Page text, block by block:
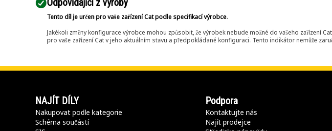
Odpovídající z výroby
Tento díl je určen pro vaše zařízení Cat podle specifikací výrobce.
Jakékoli změny konfigurace výrobce mohou způsobit, že výrobek nebude možné do vašeho zařízení
pro vaše zařízení Cat v jeho aktuálním stavu a předpokládané konfiguraci. Tento indikátor nemůže
NAJÍT DÍLY
Nakupovat podle kategorie
Schéma součástí
Podpora
Kontaktujte nás
Najít prodejce